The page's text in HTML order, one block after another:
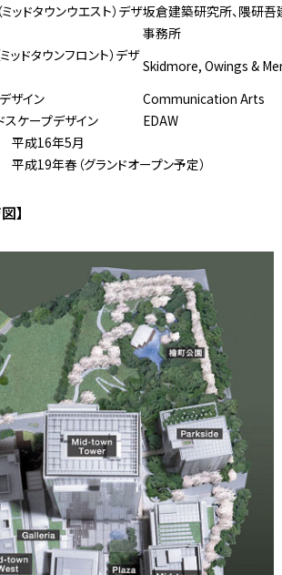
ミッドタウンウエスト）デザ坂倉建築研究所、隈研
事務所
ッドタウンフロント）デザ
Skidmore, Owings &
ザイン
Communication Arts
スケープデザイン
EDAW
平成16年5月
成19年春（グランドオープン予定）
】